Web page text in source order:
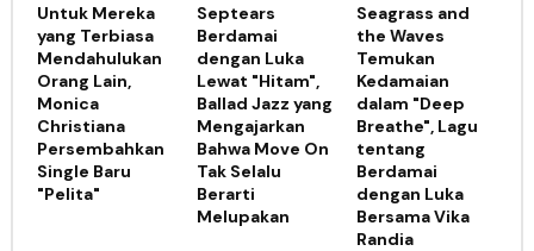
Untuk Mereka
yang Terbiasa
Mendahulukan
Orang Lain,
Monica
Christiana
Persembahkan
Single Baru
"Pelita"
Septears
Berdamai
dengan Luka
Lewat "Hitam",
Ballad Jazz yang
Mengajarkan
Bahwa Move On
Tak Selalu
Berarti
Melupakan
Seagrass and
the Waves
Temukan
Kedamaian
dalam "Deep
Breathe", Lagu
tentang
Berdamai
dengan Luka
Bersama Vika
Randia